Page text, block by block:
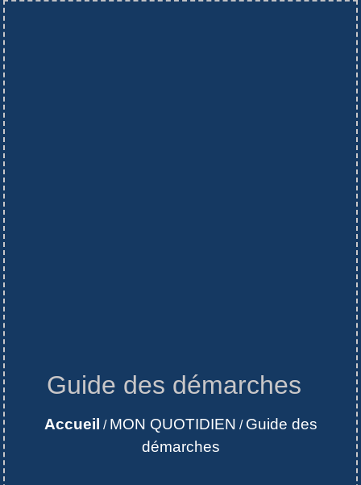
Guide des démarches
Accueil / MON QUOTIDIEN / Guide des
démarches